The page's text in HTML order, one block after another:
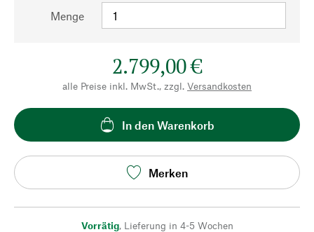
Menge
2.799,00 €
alle Preise inkl. MwSt., zzgl. Versandkosten
In den Warenkorb
Merken
Vorrätig, Lieferung in 4-5 Wochen